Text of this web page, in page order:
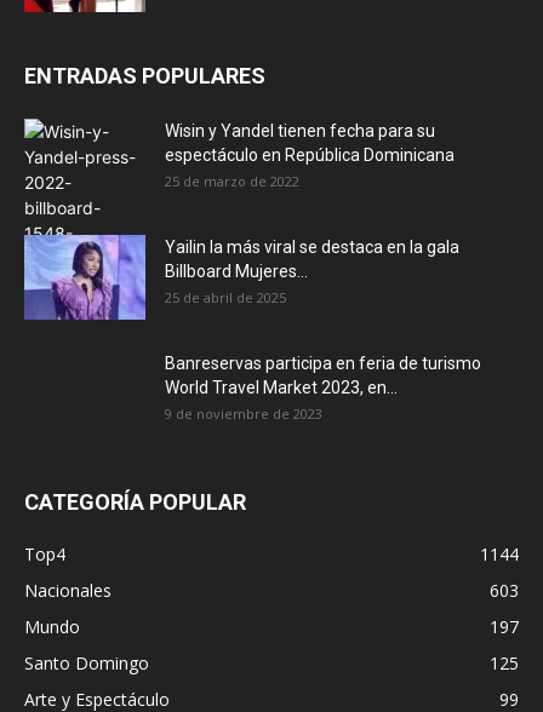
ENTRADAS POPULARES
Wisin y Yandel tienen fecha para su
espectáculo en República Dominicana
25 de marzo de 2022
Yailin la más viral se destaca en la gala
Billboard Mujeres...
25 de abril de 2025
Banreservas participa en feria de turismo
World Travel Market 2023, en...
9 de noviembre de 2023
CATEGORÍA POPULAR
Top4
1144
Nacionales
603
Mundo
197
Santo Domingo
125
Arte y Espectáculo
99